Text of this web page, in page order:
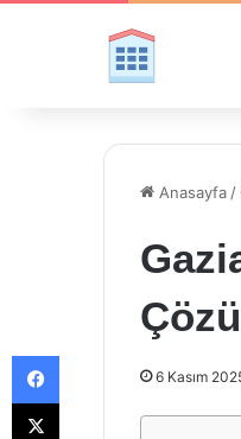
Anasayfa /
6 Kasım
Facebook
X